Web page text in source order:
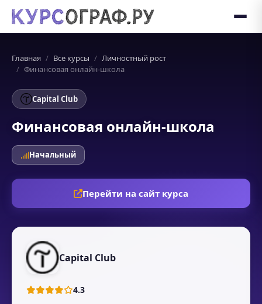
Главная Все курсы
Личностный рост
Финансовая онлайн-школа
Capital Club
Финансовая онлайн-школа
Начальный
Перейти на сайт курса
Capital Club
4.3